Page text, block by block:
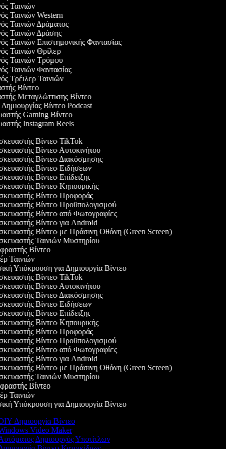
Ταινιών
Ταινιών Western
Ταινιών Δράματος
Ταινιών Δράσης
Ταινιών Επιστημονικής Φαντασίας
Ταινιών Θρίλερ
Ταινιών Τρόμου
Ταινιών Φαντασίας
Τρέιλερ Ταινιών
Βίντεο
Μεταγλώττισης Βίντεο
Δημιουργίας Βίντεο Podcast
Gaming Βίντεο
Instagram Reels
Βίντεο TikTok
Βίντεο Αυτοκινήτου
Βίντεο Διακόσμησης
Βίντεο Ειδήσεων
Βίντεο Επίδειξης
Βίντεο Κηπουρικής
Βίντεο Προφοράς
Βίντεο Προϋπολογισμού
Βίντεο από Φωτογραφίες
Βίντεο για Android
Βίντεο με Πράσινη Οθόνη (Green Screen)
Ταινιών Μυστηρίου
Βίντεο
Ταινιών
Υπόκρουση για Δημιουργία Βίντεο
Βίντεο TikTok
Βίντεο Αυτοκινήτου
Βίντεο Διακόσμησης
Βίντεο Ειδήσεων
Βίντεο Επίδειξης
Βίντεο Κηπουρικής
Βίντεο Προφοράς
Βίντεο Προϋπολογισμού
Βίντεο από Φωτογραφίες
Βίντεο για Android
Βίντεο με Πράσινη Οθόνη (Green Screen)
Ταινιών Μυστηρίου
Βίντεο
Ταινιών
Υπόκρουση για Δημιουργία Βίντεο
Δημιουργία Βίντεο
Video Maker
Δημιουργός Υποτίτλων